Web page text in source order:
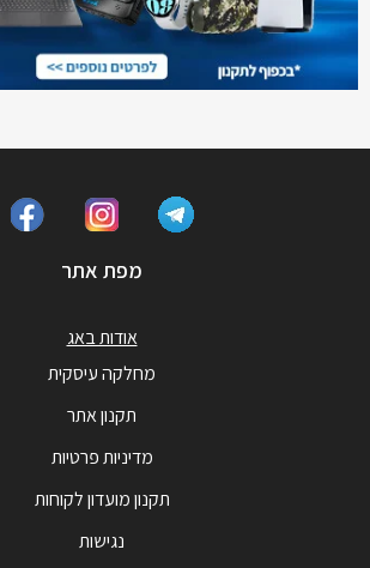
מפת אתר
אודות באג
מחלקה עיסקית
תקנון אתר
מדיניות פרטיות
תקנון מועדון לקוחות
נגישות